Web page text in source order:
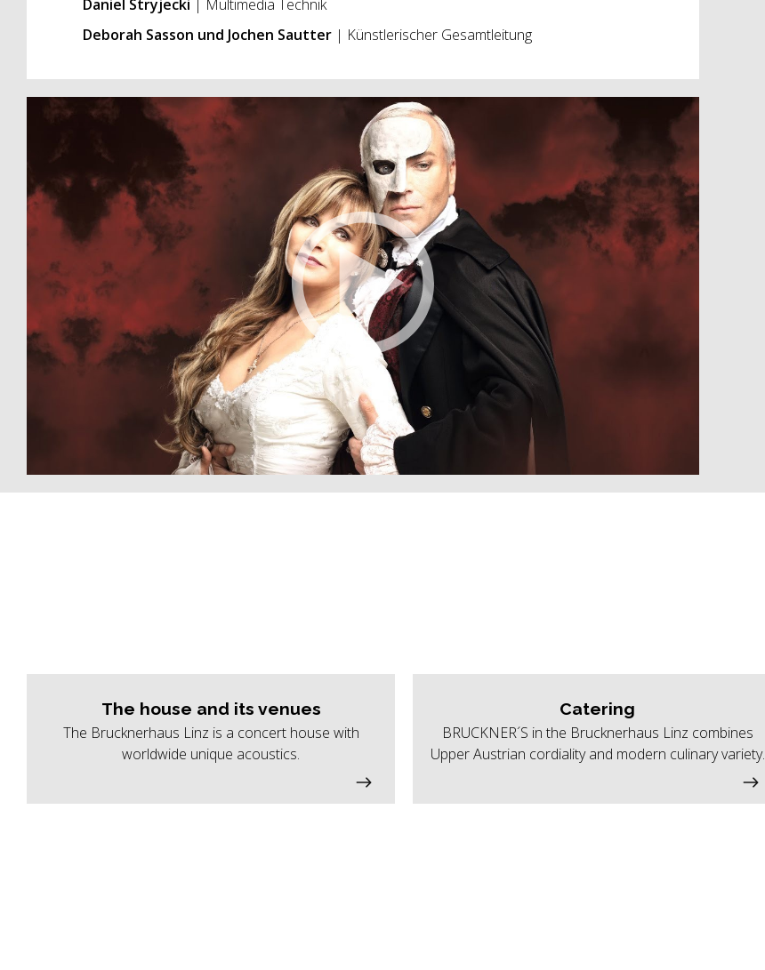
Daniel Stryjecki | Multimedia Technik
Deborah Sasson und Jochen Sautter| Künstlerischer Gesamtleitung
The house and its venues
The Brucknerhaus Linz is a concert house with
worldwide unique acoustics.
Catering
BRUCKNER´S in the Brucknerhaus Linz combines
Upper Austrian cordiality and modern culinary variety.